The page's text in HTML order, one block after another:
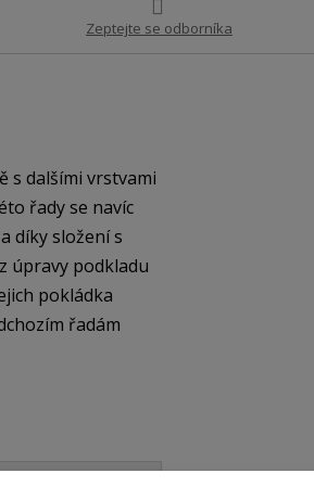
Zeptejte se odborníka
s dalšími vrstvami
řady se navíc
díky složení s
úpravy podkladu
pokládka
řadám